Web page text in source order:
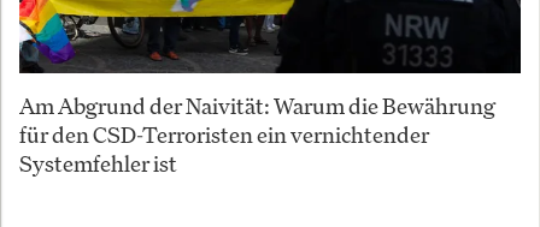
Am Abgrund der Naivität: Warum die Bewährung
für den CSD-Terroristen ein vernichtender
Systemfehler ist